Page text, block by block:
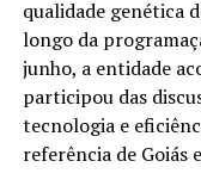
qualidade genética
longo da
junho, a entidade
participou das
tecnologia e
referência de Goiás